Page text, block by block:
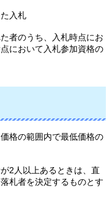
入札
者のうち、入札時点にお
において入札参加資格の
格の範囲内で最低価格の
2人以上あるときは、直
札者を決定するものとす